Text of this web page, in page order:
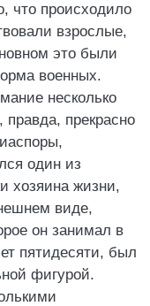
что происходило
взрослые,
это были
военных.
несколько
прекрасно
один из
хозяина жизни,
виде,
он занимал в
пятидесяти, был
фигурой.